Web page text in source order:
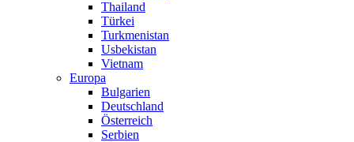
Thailand
Türkei
Turkmenistan
Usbekistan
Vietnam
Europa
Bulgarien
Deutschland
Österreich
Serbien